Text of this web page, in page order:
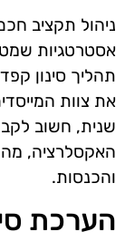
ניהול תקציב
אסטרטגיות
תהליך סינון
את צוות
שנית, חשוב
האקסלרציה,
והכנסות.
הערכת